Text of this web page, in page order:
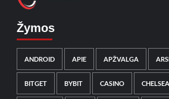
Žymos
ANDROID APIE APŽVALGA
BITGET BYBIT CASINO CHELSEA